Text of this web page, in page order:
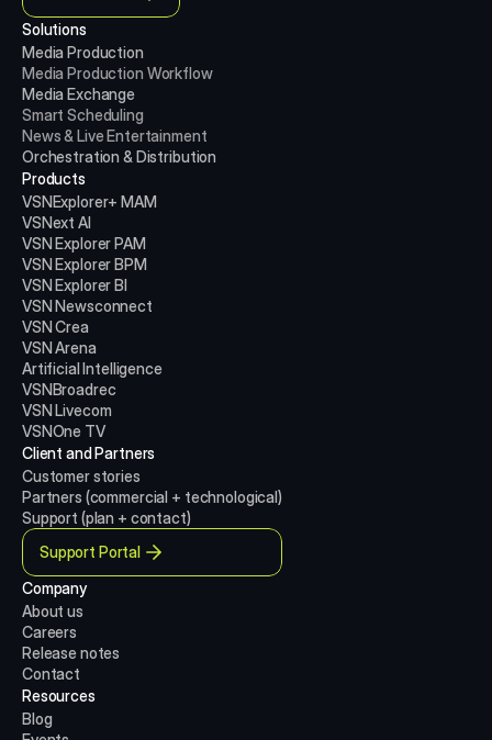
Solutions
Media Production
Media Production Workflow
Media Exchange
Smart Scheduling
News & Live Entertainment
Orchestration & Distribution
Products
VSNExplorer+ MAM
VSNext AI
VSN Explorer PAM
VSN Explorer BPM
VSN Explorer BI
VSN Newsconnect
VSN Crea
VSN Arena
Artificial Intelligence
VSNBroadrec
VSN Livecom
VSNOne TV
Client and Partners
Customer stories
Partners (commercial + technological)
Support (plan + contact)
Support Portal
Company
About us
Careers
Release notes
Contact
Resources
Blog